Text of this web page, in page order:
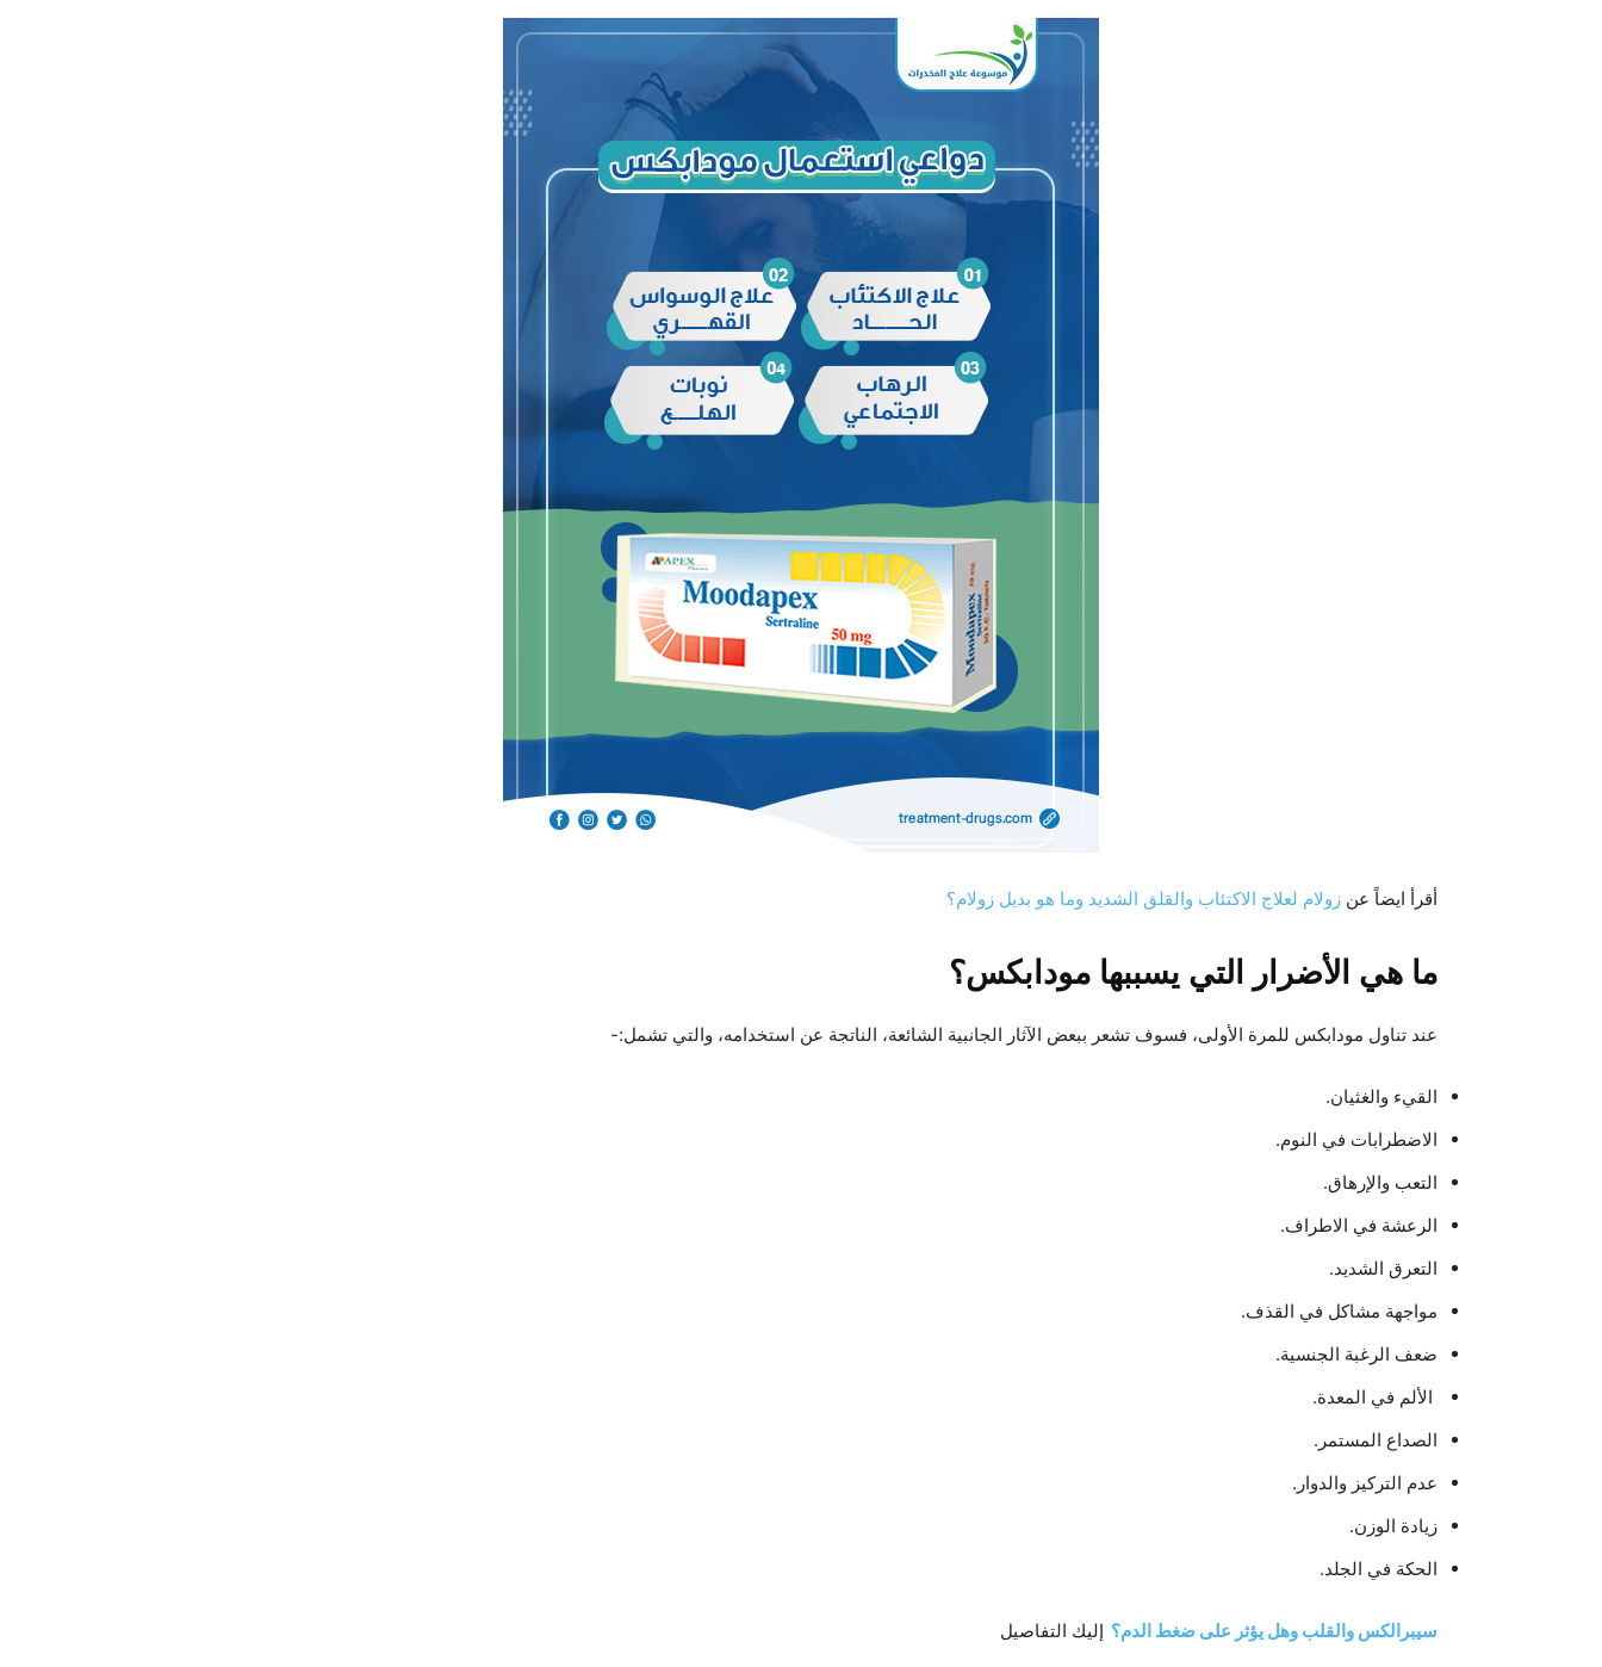
أقرأ ايضاً عن زولام لعلاج الاكتئاب والقلق الشديد وما هو بديل زولام؟
ما هي الأضرار التي يسببها مودابكس؟
عند تناول مودابكس للمرة الأولى، فسوف تشعر ببعض الآثار الجانبية الشائعة، الناتجة عن استخدامه، والتي تشمل:-
القيء والغثيان.
الاضطرابات في النوم.
التعب والإرهاق.
الرعشة في الاطراف.
التعرق الشديد.
مواجهة مشاكل في القذف.
ضعف الرغبة الجنسية.
الألم في المعدة.
الصداع المستمر.
عدم التركيز والدوار.
زيادة الوزن.
الحكة في الجلد.
سيبرالكس والقلب وهل يؤثر على ضغط الدم؟ إليك التفاصيل